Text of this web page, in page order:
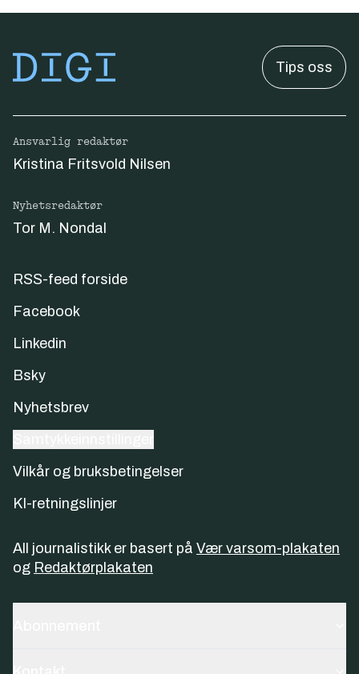
Tips oss
Ansvarlig redaktør
Kristina Fritsvold Nilsen
Nyhetsredaktør
Tor M. Nondal
RSS-feed forside
Facebook
Linkedin
Bsky
Nyhetsbrev
Vilkår og bruksbetingelser
KI-retningslinjer
All journalistikk er basert på Vær varsom-plakaten
og Redaktørplakaten